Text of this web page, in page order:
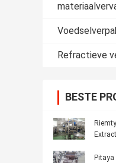
Refractieve
BESTE